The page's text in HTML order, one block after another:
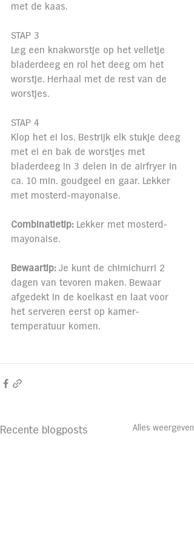
met de kaas.
STAP 3
Leg een knakworstje op het velletje
bladerdeeg en rol het deeg om het
worstje. Herhaal met de rest van de
worstjes.
STAP 4
Klop het ei los. Bestrijk elk stukje deeg
met ei en bak de worstjes met
bladerdeeg in 3 delen in de airfryer in
ca. 10 min. goudgeel en gaar. Lekker
met mosterd-mayonaise.
Combinatietip: Lekker met mosterd-
mayonaise.
Bewaartip: Je kunt de chimichurri 2
dagen van tevoren maken. Bewaar
afgedekt in de koelkast en laat voor
het serveren eerst op kamer-
temperatuur komen.
Recente blogposts Alles weergeven